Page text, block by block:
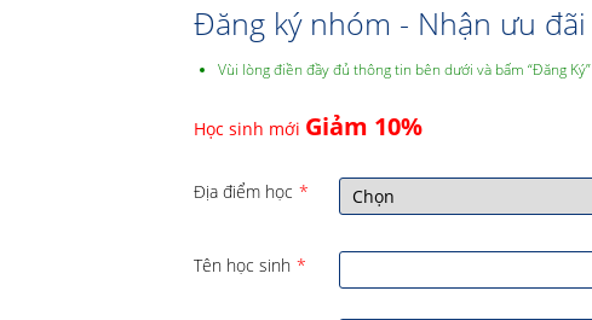
Đăng ký nhóm - Nhận ưu
Vùi lòng điền đầy đủ thông tin bên dưới và bấm “Đăng
Học sinh mới Giảm 10%
Địa điểm học *
Tên học sinh *